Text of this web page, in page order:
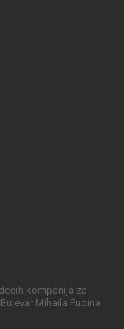
kompanija za
Mihaila Pupina